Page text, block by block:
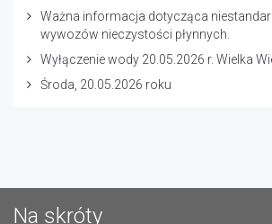
Ważna informacja dotycząca
wywozów nieczystości płynnych.
Wyłączenie wody 20.05.2026 r. Wielka
Środa, 20.05.2026 roku
Na skróty